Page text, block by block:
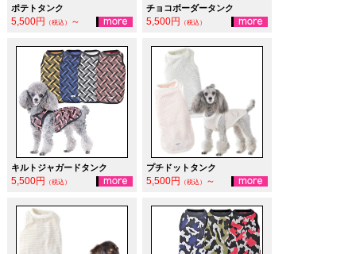
ポテトタンク
5,500円 （税込） ～
チョコボーダータンク
5,500円 （税込）
キルトジャガードタンク
5,500円 （税込）
プチドットタンク
5,500円 （税込） ～